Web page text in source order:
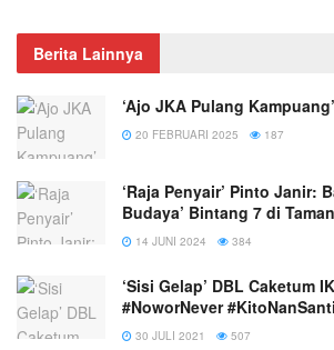
Berita Lainnya
‘Ajo JKA Pulang Kampuang’
20 FEBRUARI 2025 187
‘Raja Penyair’ Pinto Janir:
Budaya’ Bintang 7 di
14 JUNI 2024 384
‘Sisi Gelap’ DBL Caketum
#NoworNever
30 JULI 2021 507